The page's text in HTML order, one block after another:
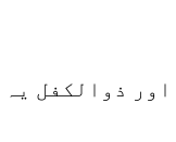
ذوالکفل